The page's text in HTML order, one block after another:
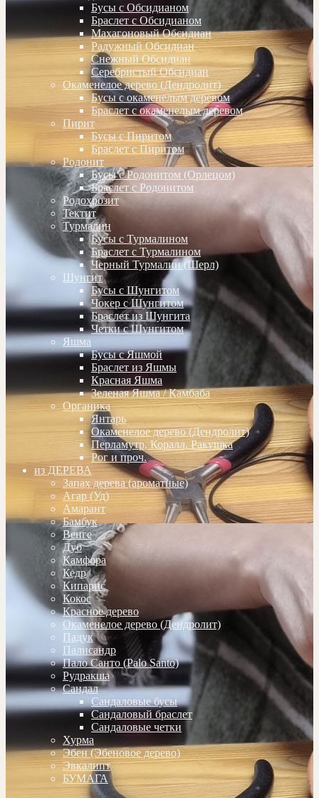
Бусы с Обсидианом
Браслет с Обсидианом
Махагоновый Обсидиан
Радужный Обсидиан
Снежный Обсидиан
Серебристый Обсидиан
Окаменелое дерево (Дендролит)
Бусы с окаменелым деревом
Браслет с окаменелым деревом
Пирит
Бусы с Пиритом
Браслет с Пиритом
Родонит
Бусы с Родонитом (Орлецом)
Браслет с Родонитом
Родохрозит
Тектит
Турмалин
Бусы с Турмалином
Браслет с Турмалином
Черный Турмалин (Шерл)
Шунгит
Бусы с Шунгитом
Чокер с Шунгитом
Браслет из Шунгита
Четки с Шунгитом
Яшма
Бусы с Яшмой
Браслет из Яшмы
Красная Яшма
Зеленая Яшма / Камбаба
Органика
Янтарь
Окаменелое дерево (Дендролит)
Перламутр, Коралл, Ракушка
Рог и проч.
из ДЕРЕВА
Запах дерева (ароматные)
Агар (Уд)
Амарант
Бамбук
Венге
Дуб
Камфора
Кедр
Кипарис
Кокос
Красное дерево
Окаменелое дерево (Дендролит)
Падук
Палисандр
Пало Санто (Palo Santo)
Рудракша
Сандал
Сандаловые бусы
Сандаловый браслет
Сандаловые четки
Хурма
Эбен (Эбеновое дерево)
Эвкалипт
БУМАГА